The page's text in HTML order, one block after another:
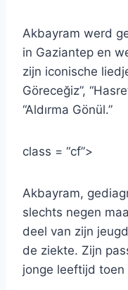
Akbayram werd
in Gaziantep en
zijn iconische
Göreceğiz”,
“Aldırma Gönül.”
class = “cf”>
Akbayram,
slechts negen
deel van zijn
de ziekte. Zijn
jonge leeftijd